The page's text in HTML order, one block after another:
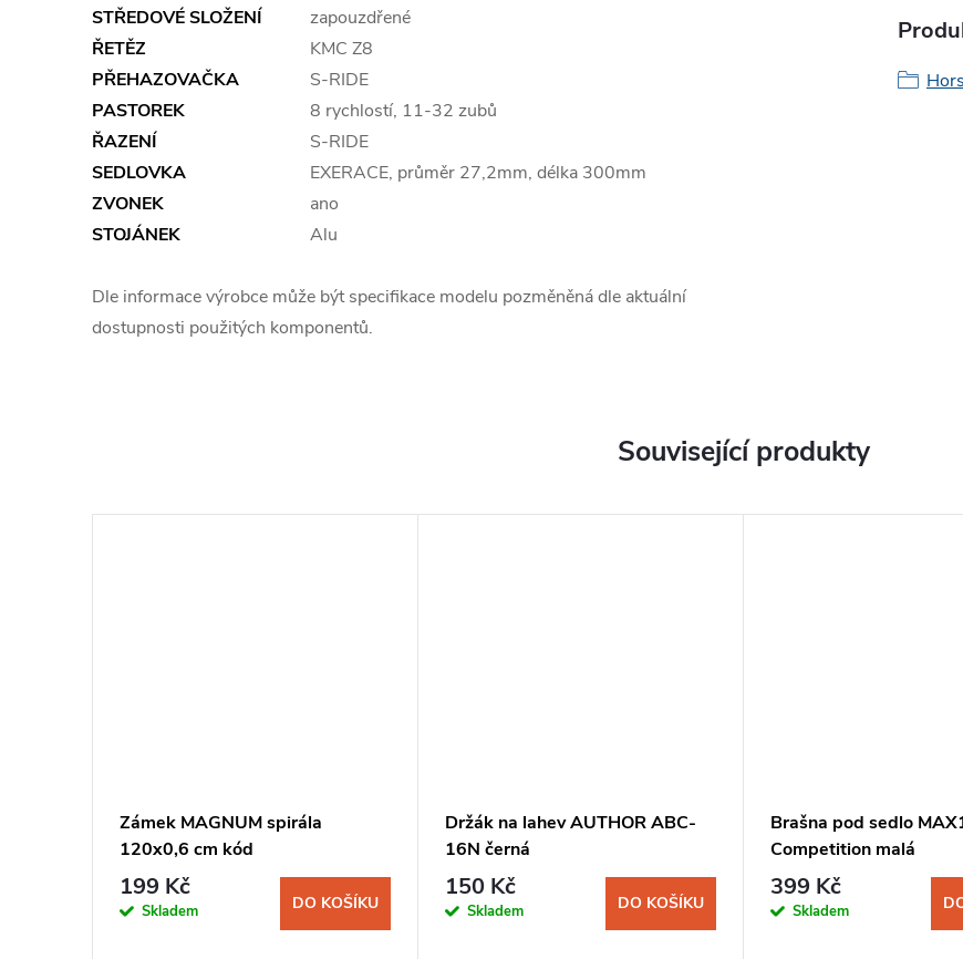
STŘEDOVÉ SLOŽENÍ
zapouzdřené
ŘETĚZ
KMC Z8
PŘEHAZOVAČKA
S-RIDE
PASTOREK
8 rychlostí, 11-32 zubů
ŘAZENÍ
S-RIDE
SEDLOVKA
EXERACE, průměr 27,2mm, délka 300mm
ZVONEK
ano
STOJÁNEK
Alu
Dle informace výrobce může být specifikace modelu pozměněná dle aktuální
dostupnosti použitých komponentů.
Související produkty
Zámek MAGNUM spirála
120x0,6 cm kód
199 Kč
Skladem DO KOŠÍKU
Držák na lahev AUTHOR ABC-
16N černá
150 Kč
Skladem DO KOŠÍKU
Brašna pod sedlo
Competition malá
399 Kč
Skladem